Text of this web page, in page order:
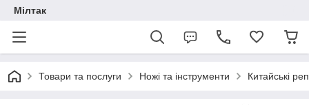
Мілтак
Товари та послуги Ножі та інструменти Китайські